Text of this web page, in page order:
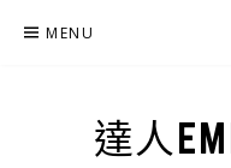
MENU
達人